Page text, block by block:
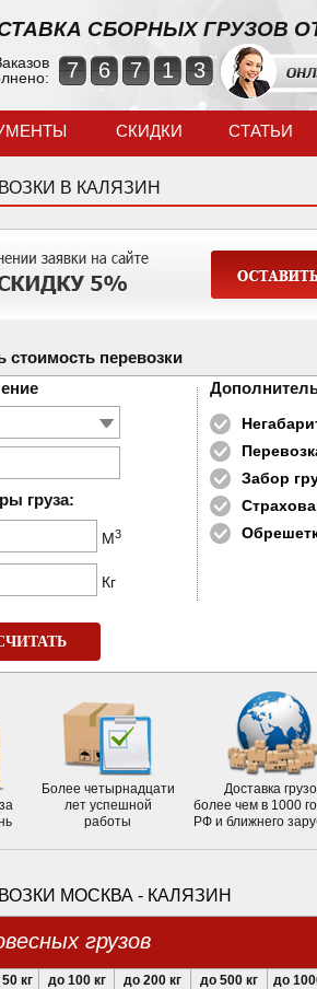
СБОРНЫХ ГРУЗОВ
7 6 7 1 3
СКИДКИ СТАТЬИ
В КАЛЯЗИН
стоимость перевозки
груза:
М3
Кг
Забор
Более четырнадцати
лет успешной
работы
Доставка
более чем в 1000
РФ и ближнего
МОСКВА - КАЛЯЗИН
грузов
кг до 100 кг до 200 кг до 500 кг до